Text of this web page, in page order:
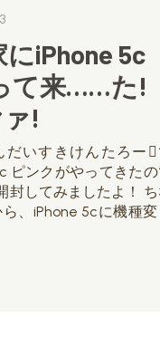
にiPhone 5c
て来……た!
!
だいすきけんたろー
ピンクがやってきた
封してみましたよ！
、iPhone 5cに機種変